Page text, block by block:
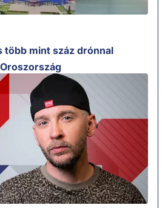
több mint száz drónnal